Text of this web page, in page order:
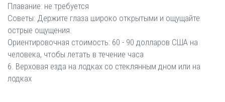
Плавание: не требуется
Советы: Держите глаза широко открытыми и ощущайте
острые ощущения.
Ориентировочная стоимость: 60 - 90 долларов США на
человека, чтобы летать в течение часа
6. Верховая езда на лодках со стеклянным дном или на
лодках